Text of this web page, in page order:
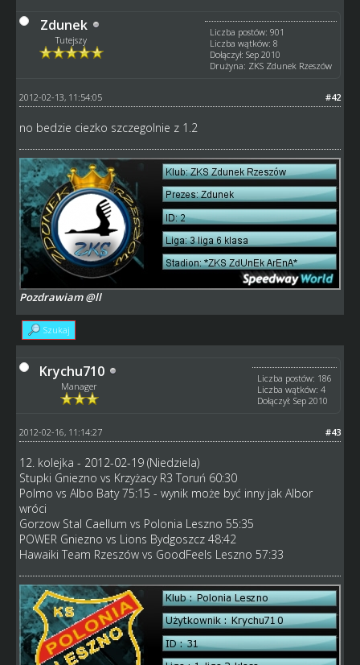
Zdunek
Tutejszy
Liczba postów: 901
Liczba wątków: 8
Dołączył: Sep 2010
Drużyna: ZKS Zdunek Rzeszów
#42
2012-02-13, 11:54:05
no bedzie ciezko szczegolnie z 1.2
Pozdrawiam @ll
Szukaj
Krychu710
Manager
Liczba postów: 186
Liczba wątków: 4
Dołączył: Sep 2010
#43
2012-02-16, 11:14:27
12. kolejka - 2012-02-19 (Niedziela)
Stupki Gniezno vs Krzyżacy R3 Toruń 60:30
Polmo vs Albo Baty 75:15 - wynik może być inny jak Albor
wróci
Gorzow Stal Caellum vs Polonia Leszno 55:35
POWER Gniezno vs Lions Bydgoszcz 48:42
Hawaiki Team Rzeszów vs GoodFeels Leszno 57:33